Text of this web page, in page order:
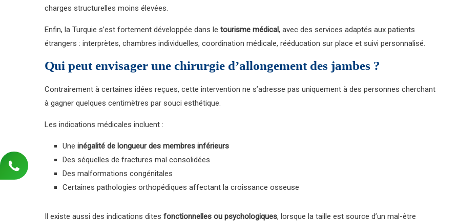
charges structurelles moins élevées.
Enfin, la Turquie s’est fortement développée dans le tourisme médical, avec des services adaptés aux patients
étrangers : interprètes, chambres individuelles, coordination médicale, rééducation sur place et suivi personnalisé.
Qui peut envisager une chirurgie d’allongement des jambes ?
Contrairement à certaines idées reçues, cette intervention ne s’adresse pas uniquement à des personnes cherchant
à gagner quelques centimètres par souci esthétique.
Les indications médicales incluent :
Une inégalité de longueur des membres inférieurs
Des séquelles de fractures mal consolidées
Des malformations congénitales
Certaines pathologies orthopédiques affectant la croissance osseuse
Il existe aussi des indications dites fonctionnelles ou psychologiques, lorsque la taille est source d’un mal-être